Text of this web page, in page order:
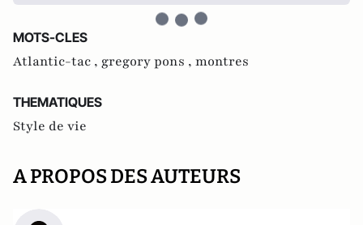
MOTS-CLES
Atlantic-tac , gregory pons , montres
THEMATIQUES
Style de vie
A PROPOS DES AUTEURS